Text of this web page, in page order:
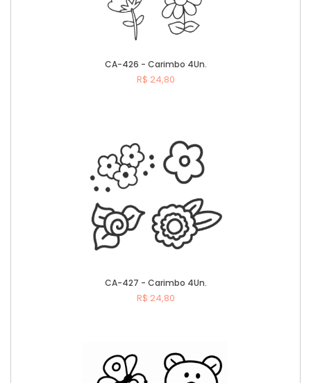
CA-426 - Carimbo 4Un.
R$ 24,80
CA-427 - Carimbo 4Un.
R$ 24,80